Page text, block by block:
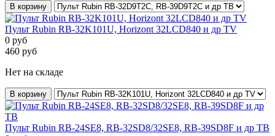
В корзину
Пульт Rubin RB-32K101U, Horizont 32LCD840 и др TV
0 руб
460 руб
Нет на складе
В корзину
Пульт Rubin RB-24SE8, RB-32SD8/32SE8, RB-39SD8F и др ТВ